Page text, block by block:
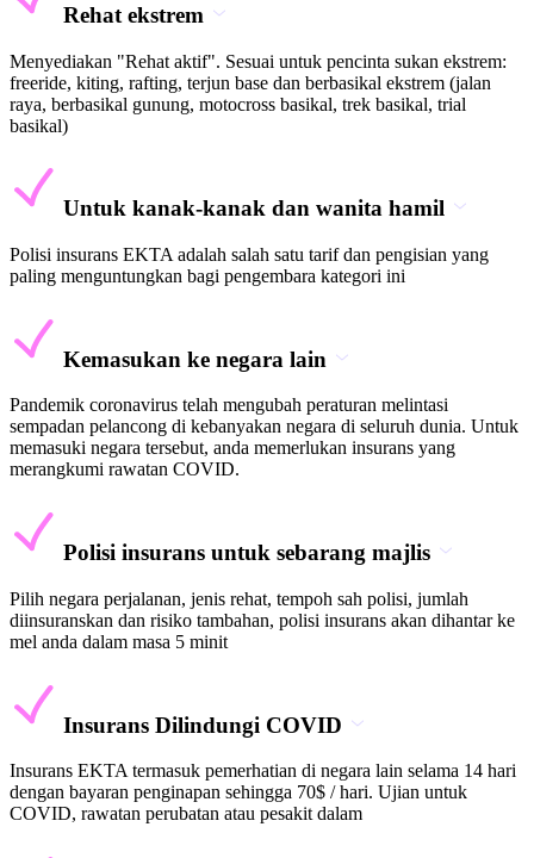
Rehat ekstrem
Menyediakan "Rehat aktif". Sesuai untuk pencinta sukan ekstrem:
freeride, kiting, rafting, terjun base dan berbasikal ekstrem (jalan
raya, berbasikal gunung, motocross basikal, trek basikal, trial
basikal)
Untuk kanak-kanak dan wanita hamil
Polisi insurans EKTA adalah salah satu tarif dan pengisian yang
paling menguntungkan bagi pengembara kategori ini
Kemasukan ke negara lain
Pandemik coronavirus telah mengubah peraturan melintasi
sempadan pelancong di kebanyakan negara di seluruh dunia. Untuk
memasuki negara tersebut, anda memerlukan insurans yang
merangkumi rawatan COVID.
Polisi insurans untuk sebarang majlis
Pilih negara perjalanan, jenis rehat, tempoh sah polisi, jumlah
diinsuranskan dan risiko tambahan, polisi insurans akan dihantar ke
mel anda dalam masa 5 minit
Insurans Dilindungi COVID
Insurans EKTA termasuk pemerhatian di negara lain selama 14 hari
dengan bayaran penginapan sehingga 70$ / hari. Ujian untuk
COVID, rawatan perubatan atau pesakit dalam